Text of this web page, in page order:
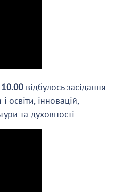
відбулось засідання
освіти, інновацій,
та духовності